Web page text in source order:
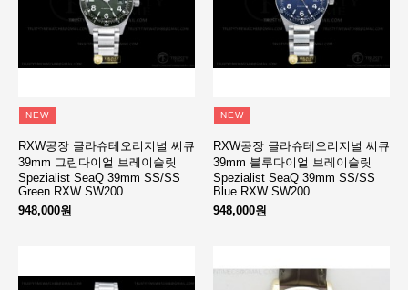
NEW
RXW공장 글라슈테오리지널 씨큐
39mm 그린다이얼 브레이슬릿
Spezialist SeaQ 39mm SS/SS
Green RXW SW200
948,000원
NEW
RXW공장 글라슈테오리지널 씨큐
39mm 블루다이얼 브레이슬릿
Spezialist SeaQ 39mm SS/SS
Blue RXW SW200
948,000원